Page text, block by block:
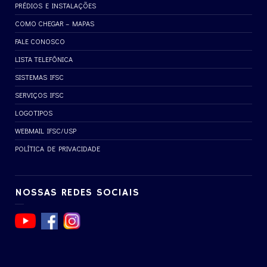
PRÉDIOS E INSTALAÇÕES
COMO CHEGAR – MAPAS
FALE CONOSCO
LISTA TELEFÔNICA
SISTEMAS IFSC
SERVIÇOS IFSC
LOGOTIPOS
WEBMAIL IFSC/USP
POLÍTICA DE PRIVACIDADE
NOSSAS REDES SOCIAIS